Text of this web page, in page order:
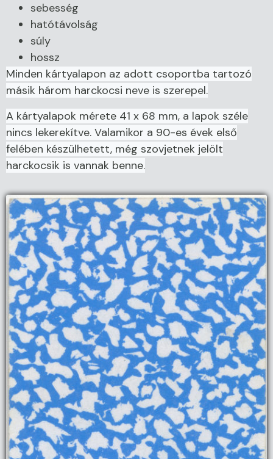
sebesség
hatótávolság
súly
hossz
Minden kártyalapon az adott csoportba tartozó
másik három harckocsi neve is szerepel.
A kártyalapok mérete 41 x 68 mm, a lapok széle
nincs lekerekítve. Valamikor a 90-es évek első
felében készülhetett, még szovjetnek jelölt
harckocsik is vannak benne.